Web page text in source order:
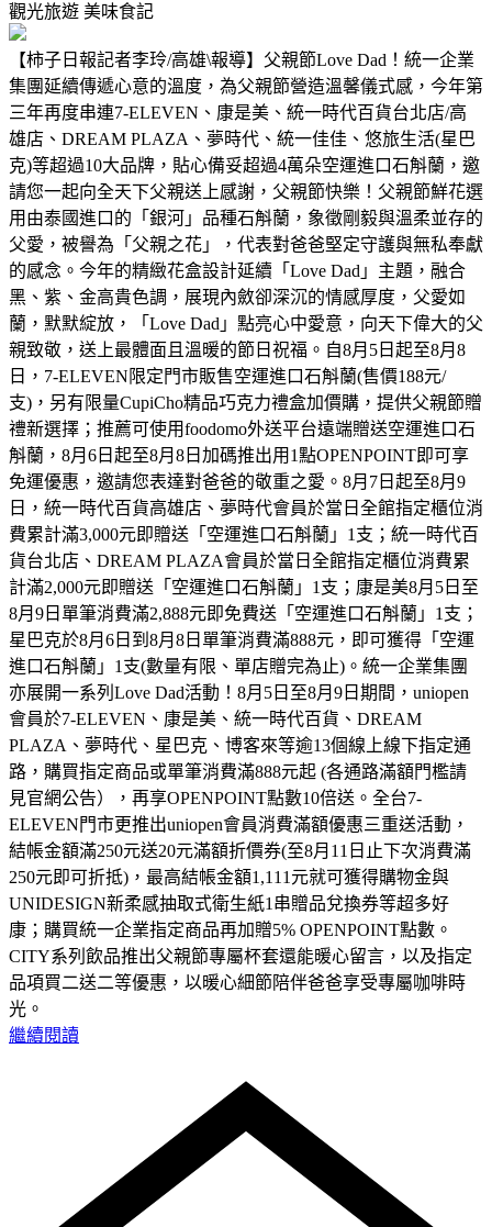
觀光旅遊 美味食記
【柿子日報記者李玲/高雄\報導】父親節Love Dad！統一企業
集團延續傳遞心意的溫度，為父親節營造溫馨儀式感，今年第
三年再度串連7-ELEVEN、康是美、統一時代百貨台北店/高
雄店、DREAM PLAZA、夢時代、統一佳佳、悠旅生活(星巴
克)等超過10大品牌，貼心備妥超過4萬朵空運進口石斛蘭，邀
請您一起向全天下父親送上感謝，父親節快樂！父親節鮮花選
用由泰國進口的「銀河」品種石斛蘭，象徵剛毅與溫柔並存的
父愛，被譽為「父親之花」，代表對爸爸堅定守護與無私奉獻
的感念。今年的精緻花盒設計延續「Love Dad」主題，融合
黑、紫、金高貴色調，展現內斂卻深沉的情感厚度，父愛如
蘭，默默綻放，「Love Dad」點亮心中愛意，向天下偉大的父
親致敬，送上最體面且溫暖的節日祝福。自8月5日起至8月8
日，7-ELEVEN限定門市販售空運進口石斛蘭(售價188元/
支)，另有限量CupiCho精品巧克力禮盒加價購，提供父親節贈
禮新選擇；推薦可使用foodomo外送平台遠端贈送空運進口石
斛蘭，8月6日起至8月8日加碼推出用1點OPENPOINT即可享
免運優惠，邀請您表達對爸爸的敬重之愛。8月7日起至8月9
日，統一時代百貨高雄店、夢時代會員於當日全館指定櫃位消
費累計滿3,000元即贈送「空運進口石斛蘭」1支；統一時代百
貨台北店、DREAM PLAZA會員於當日全館指定櫃位消費累
計滿2,000元即贈送「空運進口石斛蘭」1支；康是美8月5日至
8月9日單筆消費滿2,888元即免費送「空運進口石斛蘭」1支；
星巴克於8月6日到8月8日單筆消費滿888元，即可獲得「空運
進口石斛蘭」1支(數量有限、單店贈完為止)。統一企業集團
亦展開一系列Love Dad活動！8月5日至8月9日期間，uniopen
會員於7-ELEVEN、康是美、統一時代百貨、DREAM
PLAZA、夢時代、星巴克、博客來等逾13個線上線下指定通
路，購買指定商品或單筆消費滿888元起 (各通路滿額門檻請
見官網公告），再享OPENPOINT點數10倍送。全台7-
ELEVEN門市更推出uniopen會員消費滿額優惠三重送活動，
結帳金額滿250元送20元滿額折價券(至8月11日止下次消費滿
250元即可折抵)，最高結帳金額1,111元就可獲得購物金與
UNIDESIGN新柔感抽取式衛生紙1串贈品兌換券等超多好
康；購買統一企業指定商品再加贈5% OPENPOINT點數。
CITY系列飲品推出父親節專屬杯套還能暖心留言，以及指定
品項買二送二等優惠，以暖心細節陪伴爸爸享受專屬咖啡時
光。
繼續閱讀